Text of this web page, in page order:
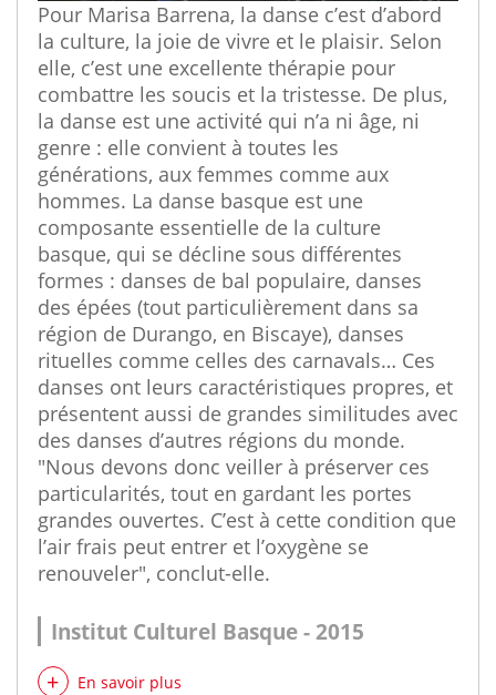
Pour Marisa Barrena, la danse c’est d’abord
la culture, la joie de vivre et le plaisir. Selon
elle, c’est une excellente thérapie pour
combattre les soucis et la tristesse. De plus,
la danse est une activité qui n’a ni âge, ni
genre : elle convient à toutes les
générations, aux femmes comme aux
hommes. La danse basque est une
composante essentielle de la culture
basque, qui se décline sous différentes
formes : danses de bal populaire, danses
des épées (tout particulièrement dans sa
région de Durango, en Biscaye), danses
rituelles comme celles des carnavals… Ces
danses ont leurs caractéristiques propres, et
présentent aussi de grandes similitudes avec
des danses d’autres régions du monde.
"Nous devons donc veiller à préserver ces
particularités, tout en gardant les portes
grandes ouvertes. C’est à cette condition que
l’air frais peut entrer et l’oxygène se
renouveler", conclut-elle.
Institut Culturel Basque - 2015
En savoir plus